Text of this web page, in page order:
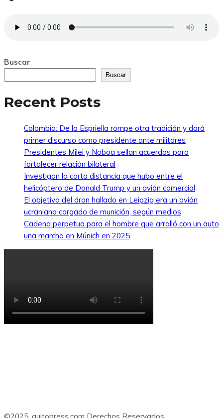
Buscar
Buscar
Recent Posts
Colombia: De la Espriella rompe otra tradición y dará
primer discurso como presidente ante militares
Presidentes Milei y Noboa sellan acuerdos para
fortalecer relación bilateral
Investigan la corta distancia que hubo entre el
helicóptero de Donald Trump y un avión comercial
El objetivo del dron hallado en Leipzig era un avión
ucraniano cargado de munición, según medios
Cadena perpetua para el hombre que arrolló con un auto
una marcha en Múnich en 2025